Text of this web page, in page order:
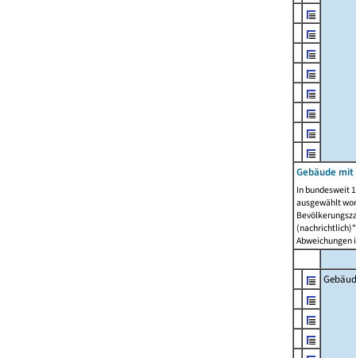
Gebäude mit
In bundesweit
ausgewählt
Abweichungen